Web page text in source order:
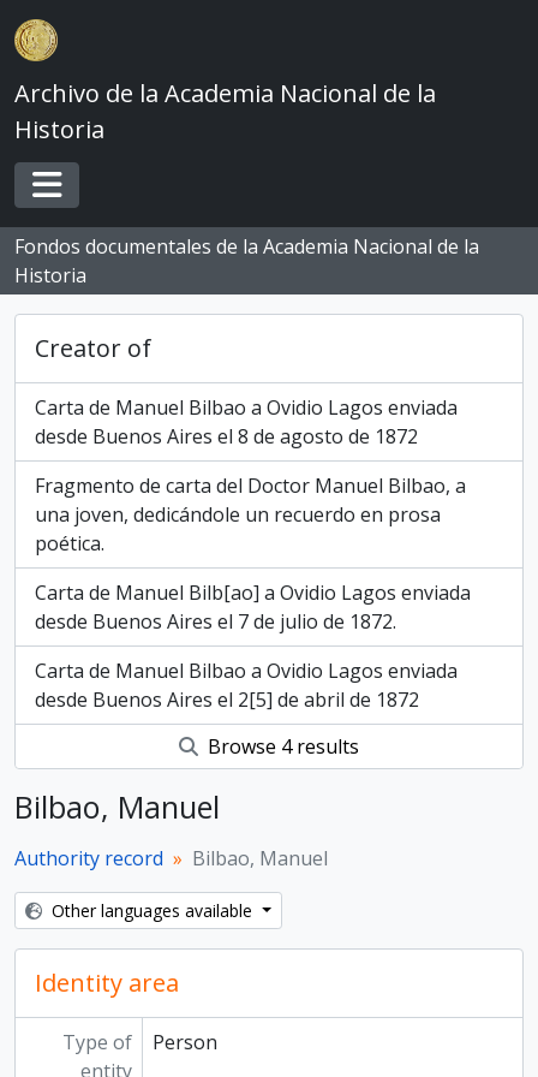
Skip to main content
Archivo de la Academia Nacional de la
Historia
Toggle navigation
Fondos documentales de la Academia Nacional de la
Historia
Creator of
Carta de Manuel Bilbao a Ovidio Lagos enviada
desde Buenos Aires el 8 de agosto de 1872
Fragmento de carta del Doctor Manuel Bilbao, a
una joven, dedicándole un recuerdo en prosa
poética.
Carta de Manuel Bilb[ao] a Ovidio Lagos enviada
desde Buenos Aires el 7 de julio de 1872.
Carta de Manuel Bilbao a Ovidio Lagos enviada
desde Buenos Aires el 2[5] de abril de 1872
Browse 4 results
Bilbao, Manuel
Authority record Bilbao, Manuel
Other languages available
Identity area
Type of
entity
Person